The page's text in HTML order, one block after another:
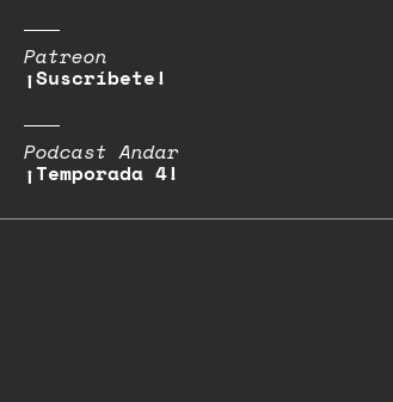
Patreon
¡Suscríbete!
Podcast Andar
¡Temporada 4!